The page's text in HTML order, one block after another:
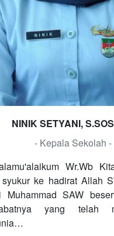
NINIK SETYANI,
- Kepala Sekolah -
Wr.Wb
ke hadirat Allah
Muhammad SAW
yang telah